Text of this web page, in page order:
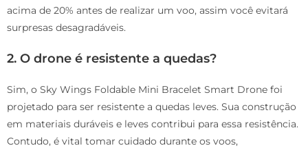
acima de 20% antes de realizar um voo, assim você evitará
surpresas desagradáveis.
2. O drone é resistente a quedas?
Sim, o Sky Wings Foldable Mini Bracelet Smart Drone foi
projetado para ser resistente a quedas leves. Sua construção
em materiais duráveis e leves contribui para essa resistência.
Contudo, é vital tomar cuidado durante os voos,